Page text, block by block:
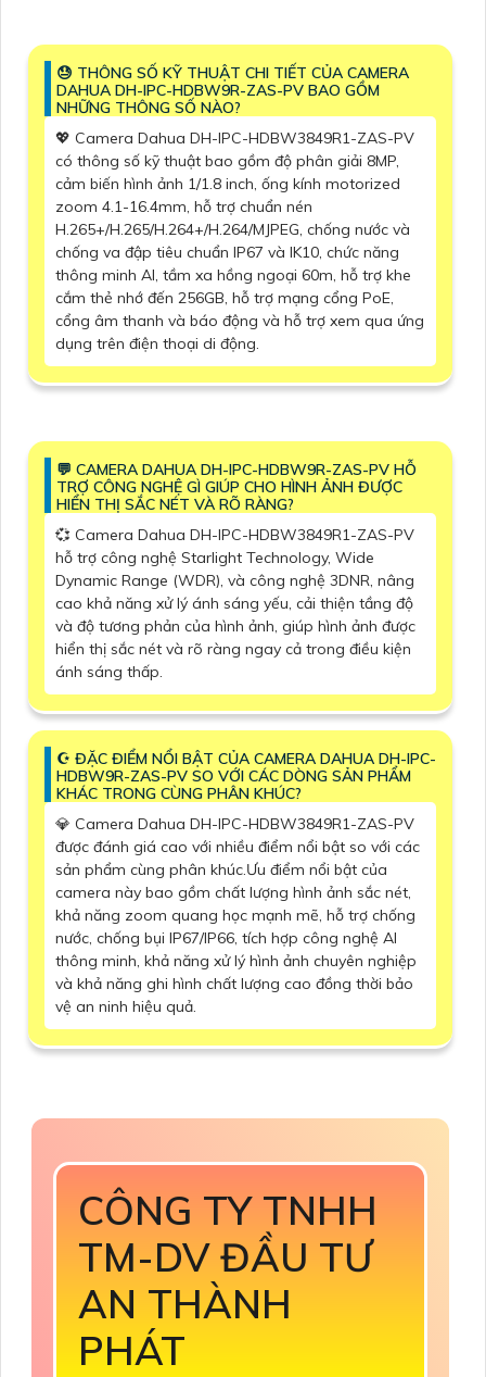
😓 THÔNG SỐ KỸ THUẬT CHI TIẾT CỦA CAMERA
DAHUA DH-IPC-HDBW9R-ZAS-PV BAO GỒM
NHỮNG THÔNG SỐ NÀO?
💖 Camera Dahua DH-IPC-HDBW3849R1-ZAS-PV
có thông số kỹ thuật bao gồm độ phân giải 8MP,
cảm biến hình ảnh 1/1.8 inch, ống kính motorized
zoom 4.1-16.4mm, hỗ trợ chuẩn nén
H.265+/H.265/H.264+/H.264/MJPEG, chống nước và
chống va đập tiêu chuẩn IP67 và IK10, chức năng
thông minh AI, tầm xa hồng ngoại 60m, hỗ trợ khe
cắm thẻ nhớ đến 256GB, hỗ trợ mạng cổng PoE,
cổng âm thanh và báo động và hỗ trợ xem qua ứng
dụng trên điện thoại di động.
️💬 CAMERA DAHUA DH-IPC-HDBW9R-ZAS-PV HỖ
TRỢ CÔNG NGHỆ GÌ GIÚP CHO HÌNH ẢNH ĐƯỢC
HIỂN THỊ SẮC NÉT VÀ RÕ RÀNG?
💞 Camera Dahua DH-IPC-HDBW3849R1-ZAS-PV
hỗ trợ công nghệ Starlight Technology, Wide
Dynamic Range (WDR), và công nghệ 3DNR, nâng
cao khả năng xử lý ánh sáng yếu, cải thiện tầng độ
và độ tương phản của hình ảnh, giúp hình ảnh được
hiển thị sắc nét và rõ ràng ngay cả trong điều kiện
ánh sáng thấp.
☪ ĐẶC ĐIỂM NỔI BẬT CỦA CAMERA DAHUA DH-IPC-
HDBW9R-ZAS-PV SO VỚI CÁC DÒNG SẢN PHẨM
KHÁC TRONG CÙNG PHÂN KHÚC?
💎 Camera Dahua DH-IPC-HDBW3849R1-ZAS-PV
được đánh giá cao với nhiều điểm nổi bật so với các
sản phẩm cùng phân khúc.Ưu điểm nổi bật của
camera này bao gồm chất lượng hình ảnh sắc nét,
khả năng zoom quang học mạnh mẽ, hỗ trợ chống
nước, chống bụi IP67/IP66, tích hợp công nghệ AI
thông minh, khả năng xử lý hình ảnh chuyên nghiệp
và khả năng ghi hình chất lượng cao đồng thời bảo
vệ an ninh hiệu quả.
CÔNG TY TNHH
TM-DV ĐẦU TƯ
AN THÀNH
PHÁT